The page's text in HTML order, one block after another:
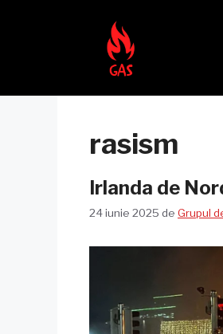
rasism
Irlanda de
24 iunie 2025 de Grupul